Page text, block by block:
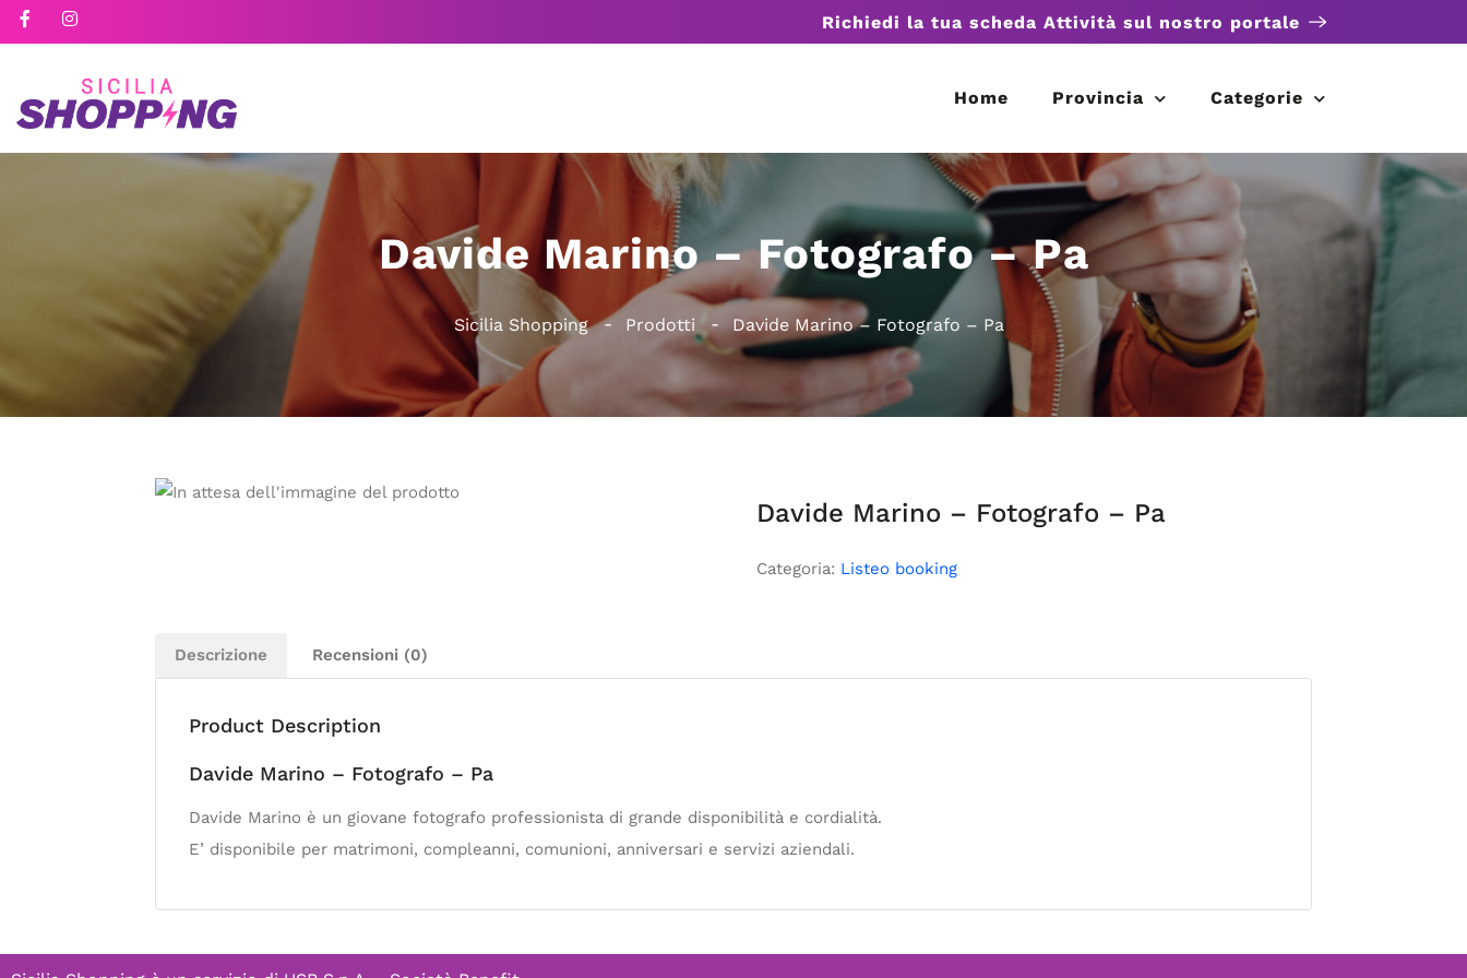
Richiedi la tua scheda Attività sul nostro portale
Home Provincia Categorie
Davide Marino – Fotografo – Pa
Sicilia Shopping Prodotti Davide Marino – Fotografo – Pa
Davide Marino – Fotografo – Pa
Categoria: Listeo booking
Descrizione Recensioni (0)
Product Description
Davide Marino – Fotografo – Pa
Davide Marino è un giovane fotografo professionista di grande disponibilità e cordialità.
E’ disponibile per matrimoni, compleanni, comunioni, anniversari e servizi aziendali.